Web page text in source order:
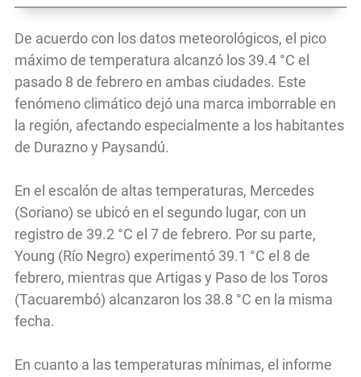
De acuerdo con los datos meteorológicos, el pico
máximo de temperatura alcanzó los 39.4 °C el
pasado 8 de febrero en ambas ciudades. Este
fenómeno climático dejó una marca imborrable en
la región, afectando especialmente a los habitantes
de Durazno y Paysandú.
En el escalón de altas temperaturas, Mercedes
(Soriano) se ubicó en el segundo lugar, con un
registro de 39.2 °C el 7 de febrero. Por su parte,
Young (Río Negro) experimentó 39.1 °C el 8 de
febrero, mientras que Artigas y Paso de los Toros
(Tacuarembó) alcanzaron los 38.8 °C en la misma
fecha.
En cuanto a las temperaturas mínimas, el informe